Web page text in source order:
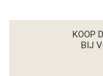
KOOP
BIJ